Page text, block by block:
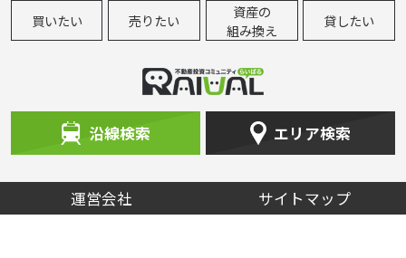
買いたい 売りたい
資産の
組み換え
貸したい
沿線検索 エリア検索
運営会社 サイトマップ